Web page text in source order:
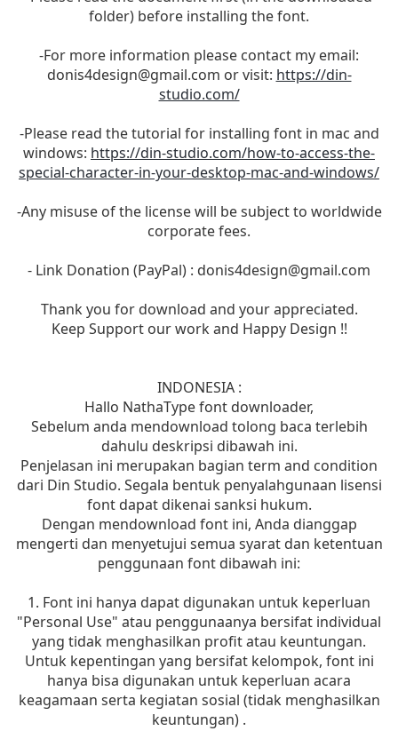
folder) before installing the font.
-For more information please contact my email:
donis4design@gmail.com or visit: https://din-
studio.com/
-Please read the tutorial for installing font in mac and
windows: https://din-studio.com/how-to-access-the-
special-character-in-your-desktop-mac-and-windows/
-Any misuse of the license will be subject to worldwide
corporate fees.
- Link Donation (PayPal) : donis4design@gmail.com
Thank you for download and your appreciated.
Keep Support our work and Happy Design !!
INDONESIA :
Hallo NathaType font downloader,
Sebelum anda mendownload tolong baca terlebih
dahulu deskripsi dibawah ini.
Penjelasan ini merupakan bagian term and condition
dari Din Studio. Segala bentuk penyalahgunaan lisensi
font dapat dikenai sanksi hukum.
Dengan mendownload font ini, Anda dianggap
mengerti dan menyetujui semua syarat dan ketentuan
penggunaan font dibawah ini:
1. Font ini hanya dapat digunakan untuk keperluan
"Personal Use" atau penggunaanya bersifat individual
yang tidak menghasilkan profit atau keuntungan.
Untuk kepentingan yang bersifat kelompok, font ini
hanya bisa digunakan untuk keperluan acara
keagamaan serta kegiatan sosial (tidak menghasilkan
keuntungan) .